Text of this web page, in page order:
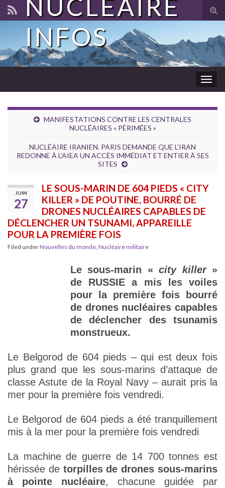
NUCLÉAIRE
INFOS
MANIFESTATIONS CONTRE LES CENTRALES
NUCLÉAIRES « PÉRIMÉES »
NUCLÉAIRE IRANIEN. PARIS DEMANDE QUE L’IRAN
REDONNE À L’AIEA UN ACCÈS IMMÉDIAT ET ENTIER À SES
SITES
JUIN
27
LE SOUS-MARIN DE 604 PIEDS « CITY
KILLER » DE POUTINE, BOURRÉ DE
DRONES NUCLÉAIRES CAPABLES DE
DÉCLENCHER UN TSUNAMI, APPAREILLE
POUR LA PREMIÈRE FOIS
Filed underNouvelles du monde, Nucléaire militaire
Le sous-marin «city killer»
de RUSSIE a mis les voiles
pour la première fois bourré
de drones nucléaires capables
de déclencher des tsunamis
monstrueux.
Le Belgorod de 604 pieds – qui est deux fois
plus grand que les sous-marins d’attaque de
classe Astute de la Royal Navy – aurait pris la
mer pour la première fois vendredi.
Le Belgorod de 604 pieds a été tranquillement
mis à la mer pour la première fois vendredi
La machine de guerre de 14 700 tonnes est
hérissée de torpilles de drones sous-marins
à pointe nucléaire, chacune guidée par